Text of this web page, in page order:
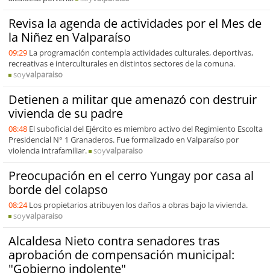
Revisa la agenda de actividades por el Mes de
la Niñez en Valparaíso
09:29 La programación contempla actividades culturales, deportivas,
recreativas e interculturales en distintos sectores de la comuna.
soyvalparaiso
Detienen a militar que amenazó con destruir
vivienda de su padre
08:48 El suboficial del Ejército es miembro activo del Regimiento Escolta
Presidencial N° 1 Granaderos. Fue formalizado en Valparaíso por
violencia intrafamiliar.
soyvalparaiso
Preocupación en el cerro Yungay por casa al
borde del colapso
08:24 Los propietarios atribuyen los daños a obras bajo la vivienda.
soyvalparaiso
Alcaldesa Nieto contra senadores tras
aprobación de compensación municipal:
"Gobierno indolente"